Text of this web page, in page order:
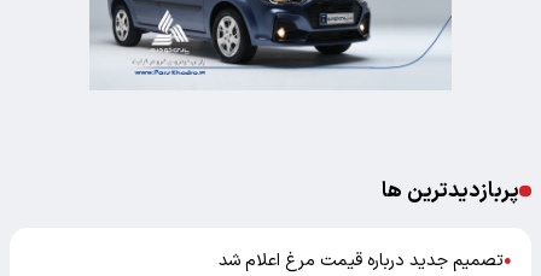
پربازدیدترین ها
●تصمیم جدید درباره قیمت مرغ اعلام شد